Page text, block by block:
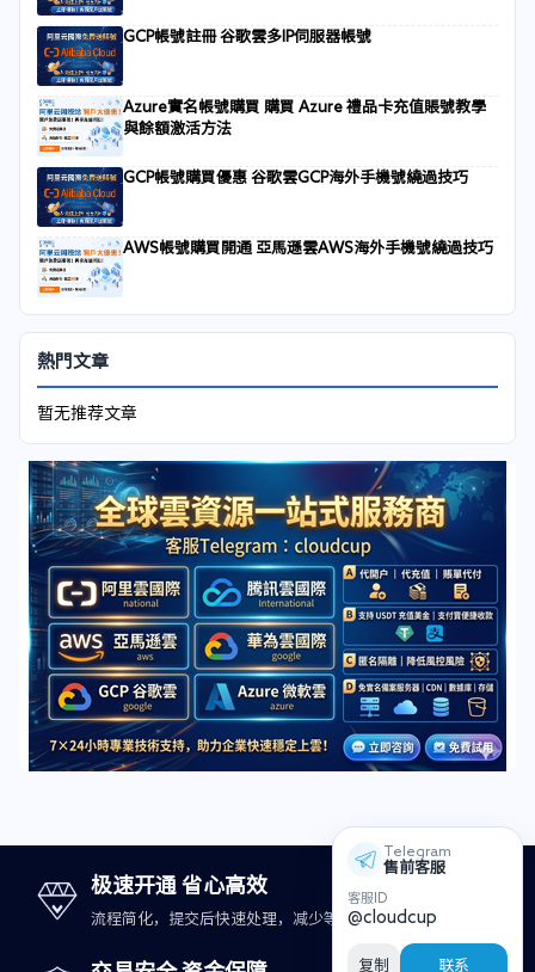
GCP帳號註冊 谷歌雲多IP伺服器帳號
Azure實名帳號購買 購買 Azure 禮品卡充值賬號教學
與餘額激活方法
GCP帳號購買優惠 谷歌雲GCP海外手機號繞過技巧
AWS帳號購買開通 亞馬遜雲AWS海外手機號繞過技巧
熱門文章
暂无推荐文章
极速开通 省心高效
流程简化，提交后快速处理，减少等待时间。
Telegram
售前客服
客服ID
@cloudcup
复制 联系